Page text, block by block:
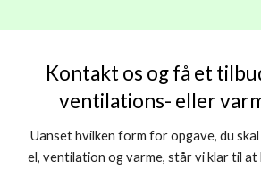
Kontakt os og få et
ventilations- eller
Uanset hvilken form for opgave, du
el, ventilation og varme, står vi klar til